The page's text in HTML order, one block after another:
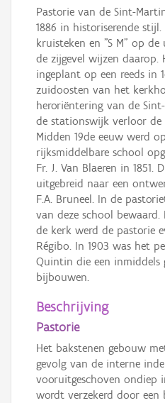
Pastorie van de Sint-
1886 in historiserende stijl.
kruisteken en "S M" op
de zijgevel wijzen daarop.
ingeplant op een reeds in
zuidoosten van het
heroriëntering van de
de stationswijk verloor
Midden 19de eeuw werd
rijksmiddelbare school
Fr. J. Van Blaeren in 1851.
uitgebreid naar een
F.A. Bruneel. In de
van deze school
de kerk werd de pastorie
Régibo. In 1903 was het
Quintin die een inmiddels
bijbouwen.
Beschrijving
Pastorie
Het bakstenen gebouw
gevolg van de interne
vooruitgeschoven ondiep
wordt verzekerd door een